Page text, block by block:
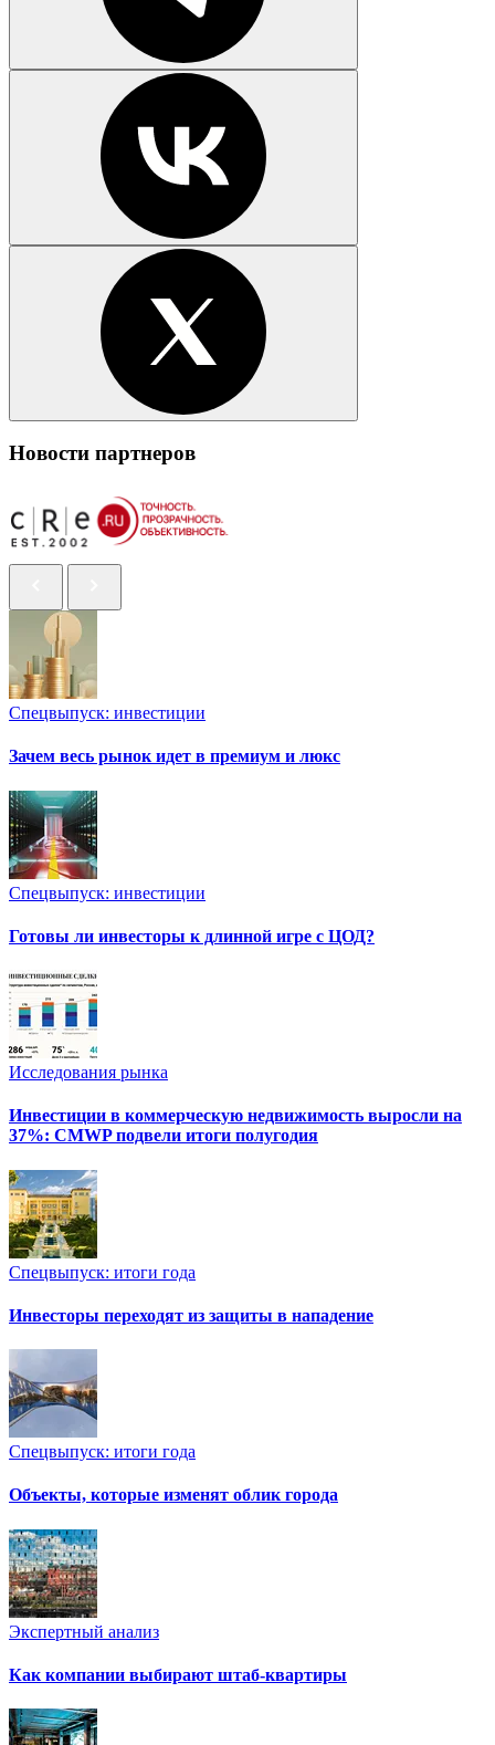
Новости партнеров
Спецвыпуск: инвестиции
Зачем весь рынок идет в премиум и люкс
Спецвыпуск: инвестиции
Готовы ли инвесторы к длинной игре с ЦОД?
Исследования рынка
Инвестиции в коммерческую недвижимость выросли на
37%: CMWP подвели итоги полугодия
Спецвыпуск: итоги года
Инвесторы переходят из защиты в нападение
Спецвыпуск: итоги года
Объекты, которые изменят облик города
Экспертный анализ
Как компании выбирают штаб-квартиры